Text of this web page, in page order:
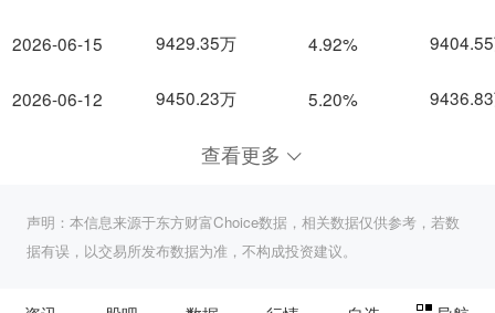
2026-06-15
2026-06-12
9429.35万 4.92%
9450.23万 5.20%
查看更多
声明：本信息来源于东方财富Choice数据，相关数据仅供参考，若数
据有误，以交易所发布数据为准，不构成投资建议。